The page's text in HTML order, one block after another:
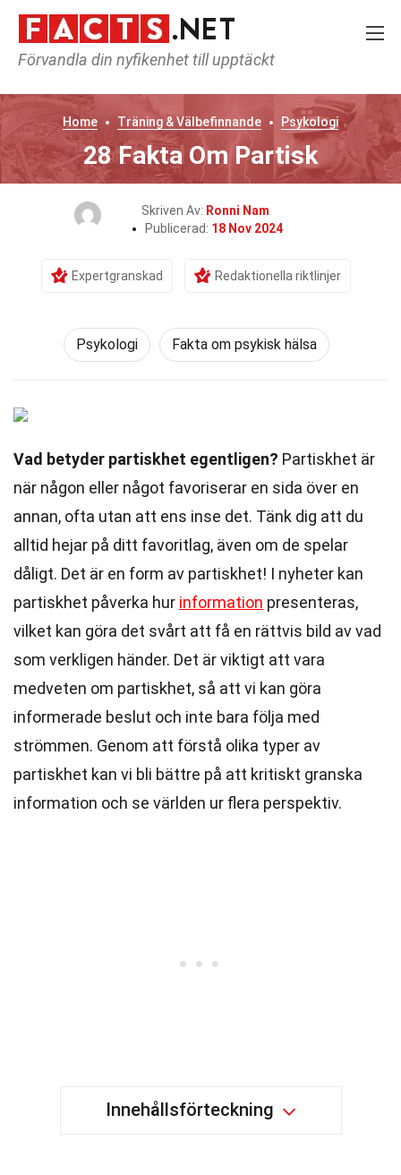
Förvandla din nyfikenhet till upptäckt
Home Träning & Välbefinnande Psykologi
28 Fakta Om Partisk
Skriven Av: Ronni Nam
Publicerad: 18 Nov 2024
Expertgranskad Redaktionella riktlinjer
Psykologi Fakta om psykisk hälsa
Vad betyder partiskhet egentligen? Partiskhet är
när någon eller något favoriserar en sida över en
annan, ofta utan att ens inse det. Tänk dig att du
alltid hejar på ditt favoritlag, även om de spelar
dåligt. Det är en form av partiskhet! I nyheter kan
partiskhet påverka hur information presenteras,
vilket kan göra det svårt att få en rättvis bild av vad
som verkligen händer. Det är viktigt att vara
medveten om partiskhet, så att vi kan göra
informerade beslut och inte bara följa med
strömmen. Genom att förstå olika typer av
partiskhet kan vi bli bättre på att kritiskt granska
information och se världen ur flera perspektiv.
Innehållsförteckning